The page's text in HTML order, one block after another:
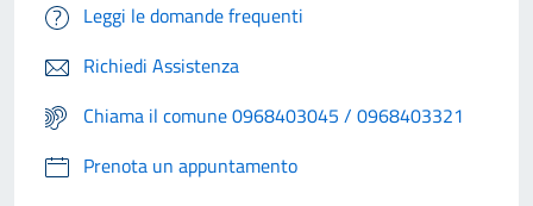
Leggi le domande frequenti
Richiedi Assistenza
Chiama il comune 0968403045 / 0968403321
Prenota un appuntamento